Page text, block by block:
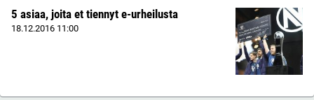
5 asiaa, joita et tiennyt e-urheilusta
18.12.2016 11:00